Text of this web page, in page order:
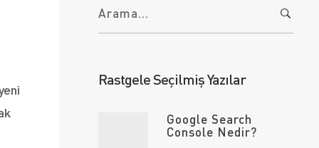
r
m
Rastgele Seçilmiş Yazılar
Google Search
Console Nedir?